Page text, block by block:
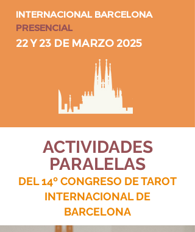
INTERNACIONAL BARCELONA
PRESENCIAL
22 Y 23 DE MARZO 2025
ACTIVIDADES
PARALELAS
DEL 14º CONGRESO DE TAROT
INTERNACIONAL DE
BARCELONA